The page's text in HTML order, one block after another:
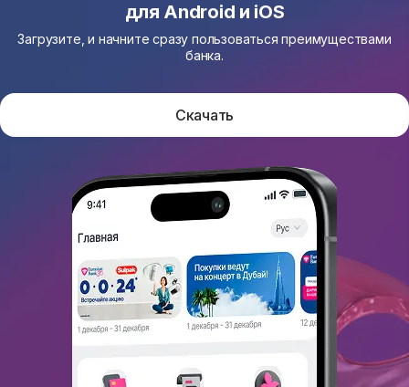
для Android и iOS
Загрузите, и начните сразу пользоваться преимуществами
банка.
Скачать